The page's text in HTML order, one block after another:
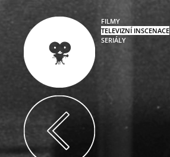
FILMY
TELEVIZNÍ INSCENACE
SERIÁLY